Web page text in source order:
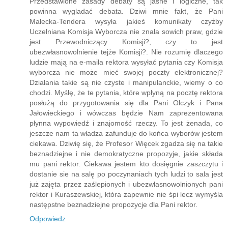
powinna wygladać debata. Dziwi mnie fakt, że Pani
Małecka-Tendera wysyła jakieś komunikaty czyżby
Uczelniana Komisja Wyborcza nie znała sowich praw, gdzie
jest Przewodniczący Komisji?, czy to jest
ubezwłasnowolnienie tejże Komisji?. Nie rozumię dlaczego
ludzie mają na e-maila rektora wysyłać pytania czy Komisja
wyborcza nie może mieć swojej poczty elektronicznej?
Działania takie są nie czyste i manipulanckie, wiemy o co
chodzi. Myślę, że te pytania, które wpłyną na pocztę rektora
posłużą do przygotowania się dla Pani Olczyk i Pana
Jałowieckiego i wówczas będzie Nam zaprezentowana
płynna wypowiedź i znajomość rzeczy. To jest żenada, co
jeszcze nam ta władza zafunduje do końca wyborów jestem
ciekawa. Dziwię się, że Profesor Więcek zgadza się na takie
beznadziejne i nie demokratyczne propozyje, jakie składa
mu pani rektor. Ciekawa jestem kto dosięgnie zaszczytu i
dostanie sie na salę po poczynaniach tych ludzi to sala jest
już zajęta przez zaślepionych i ubezwłasnowolnionych pani
rektor i Kuraszewskiej, która zapewnie nie śpi lecz wymyśla
następstne beznadziejne propozycje dla Pani rektor.
Odpowiedz